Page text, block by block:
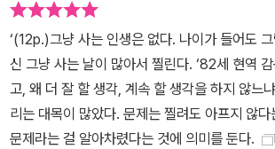
고민하고 밤을 새워 각종 야구 책을 뒤지며 머리
지인들도 그 나이에 그렇게 고생하지 말라며 만
하지 않는다. 김성근에게 야구로 고민하는 시간
라질까?’, ‘그 방법을 쓰면 좋아질까?’ 하며 제자
상할 수 있는 설레는 순간이기 때문이다. “그저 편하고자 한다면 죽어
가는 것이나 다름없다.” ‘중요한 것은 꺾이지 않는 마음!’ 목숨처럼 지
‘(12p.)그냥 사는 인생은 없다. 나이가 들어도
신 그냥 사는 날이 많아서 찔린다. ‘82세 현역
고, 왜 더 잘 할 생각, 계속 할 생각을 하지 않느
리는 대목이 많았다. 문제는 찔려도 아프지 않
문제라는 걸 알아차렸다는 것에 의미를 둔다.